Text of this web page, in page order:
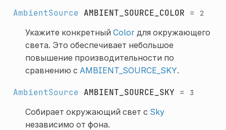
AmbientSource AMBIENT_SOURCE_COLOR = 2
Укажите конкретный Colorдля окружающего
света. Это обеспечивает небольшое
повышение производительности по
сравнению с AMBIENT_SOURCE_SKY.
AmbientSource AMBIENT_SOURCE_SKY = 3
Собирает окружающий свет с Sky
независимо от фона.